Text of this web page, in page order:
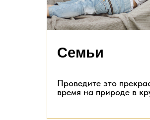
Семьи
Проведите это
время на природе в